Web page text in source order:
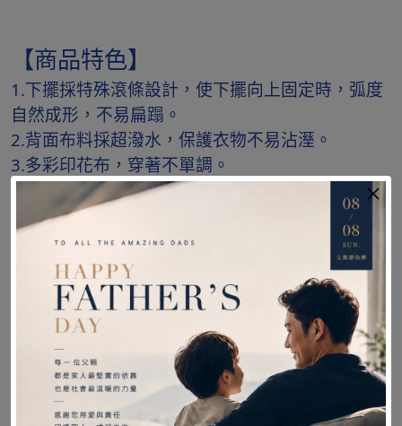
【商品特色】
1.下擺採特殊滾條設計，使下擺向上固定時，弧度
自然成形，不易扁蹋。
2.背面布料採超潑水，保護衣物不易沾溼。
3.多彩印花布，穿著不單調。
【商品保固】
商品保固年限 : 此商品屬於耗材不列入保固範圍
本館保障所提供的商品皆為全新品，原廠公司貨，
由原廠授權經銷。